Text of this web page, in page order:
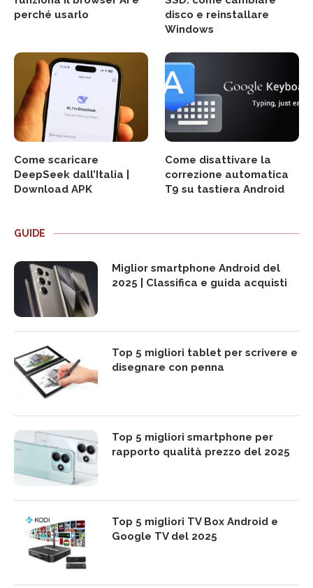
perché usarlo
disco e reinstallare
Windows
Come scaricare
DeepSeek dall’Italia |
Download APK
Come disattivare la
correzione automatica
T9 su tastiera Android
GUIDE
Miglior smartphone Android del
2025 | Classifica e guida acquisti
Top 5 migliori tablet per scrivere e
disegnare con penna
Top 5 migliori smartphone per
rapporto qualità prezzo del 2025
Top 5 migliori TV Box Android e
Google TV del 2025